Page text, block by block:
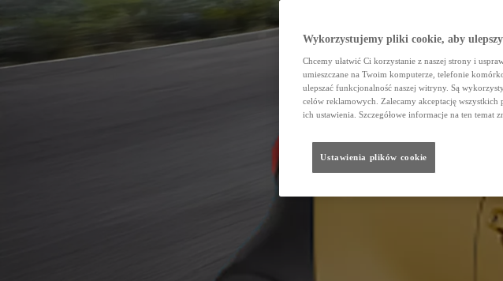
Wykorzystujemy pliki cookie, aby
Chcemy ułatwić Ci korzystanie z naszej strony i
umieszczane na Twoim komputerze, telefonie
ulepszać funkcjonalność naszej witryny. Są
celów reklamowych. Zalecamy akceptację
ich ustawienia. Szczegółowe informacje na ten temat
Ustawienia plików cookie